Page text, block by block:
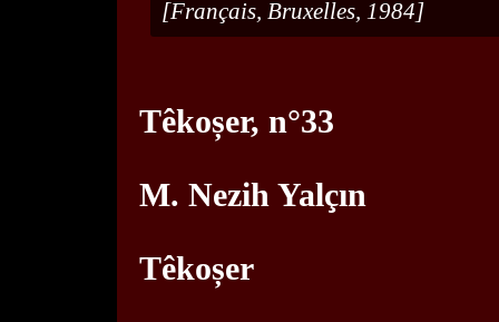
[Français, Bruxelles, 1984]
Têkoșer, n°33
M. Nezih Yalçın
Têkoșer